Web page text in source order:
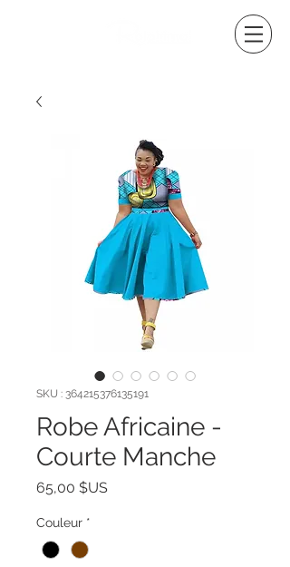
SKU : 364215376135191
Robe Africaine -
Courte Manche
65,00 $US
Couleur *